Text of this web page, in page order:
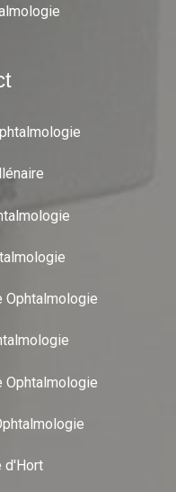
Ophtalmologie
Ophtalmologie
d'Hort